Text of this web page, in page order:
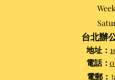
台北辦
地址：
電話：
電郵：